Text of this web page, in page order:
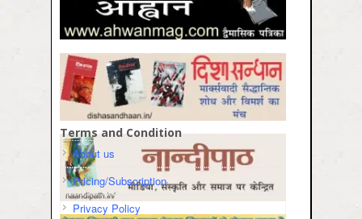
Terms and Condition
About us
Pricing/Subscription
Privacy Policy